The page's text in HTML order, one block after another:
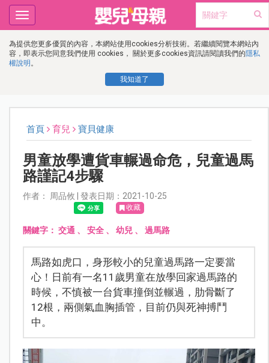
為提供您更多優質的內容，本網站使用cookies分析技術。若繼續閱覽本網站內
容，即表示您同意我們使用 cookies， 關於更多cookies資訊請閱讀我們的隱私
權說明 。
我知道了
Toggle
navigation
首頁 育兒 寶貝健康
男童放學遭貨車輾過命危，兒童過馬
路謹記4步驟
作者： 周品攸 | 發表日期：2021-10-25
收藏
關鍵字： 交通 、 安全、 幼兒、 過馬路
馬路如虎口，身形較小的兒童過馬路一定要當
心！日前有一名11歲男童在放學回家過馬路的
時候，不慎被一台貨車撞倒並輾過，肋骨斷了
12根，兩側氣血胸插管，目前仍與死神搏鬥
中。